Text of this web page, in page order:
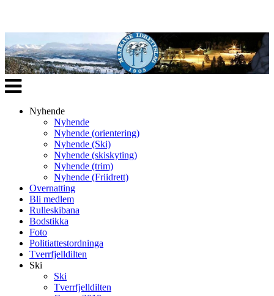
Veksle
navigasjon
Nyhende
Nyhende
Nyhende (orientering)
Nyhende (Ski)
Nyhende (skiskyting)
Nyhende (trim)
Nyhende (Friidrett)
Overnatting
Bli medlem
Rulleskibana
Bodstikka
Foto
Politiattestordninga
Tverrfjelldilten
Ski
Ski
Tverrfjelldilten